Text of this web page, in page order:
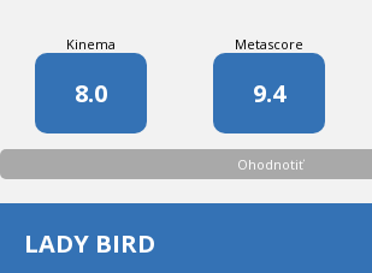
Kinema
8.0
Metascore
9.4
Ohodnotiť
LADY BIRD